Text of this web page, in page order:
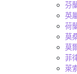
芬
英
荷
莫
莫
菲
萊